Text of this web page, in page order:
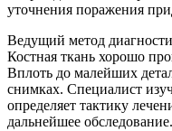
уточнения поражения
Ведущий метод
Костная ткань хорошо
Вплоть до малейших
снимках. Специалист
определяет тактику
дальнейшее обследование.